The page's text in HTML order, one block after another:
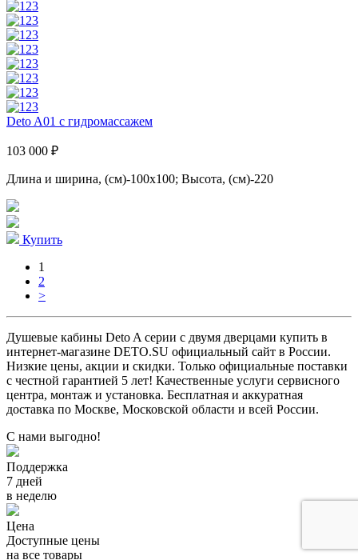
Deto A01 с гидромассажем
103 000 ₽
Длина и ширина, (см)-100x100; Высота, (см)-220
Купить
1
2
>
Душевые кабины Deto A серии с двумя дверцами купить в
интернет-магазине DETO.SU официальный сайт в России.
Низкие цены, акции и скидки. Только официальные поставки
c честной гарантией 5 лет! Качественные услуги сервисного
центра, монтаж и установка. Бесплатная и аккуратная
доставка по Москве, Московской области и всей России.
С нами выгодно!
Поддержка
7 дней
в неделю
Цена
Доступные цены
на все товары